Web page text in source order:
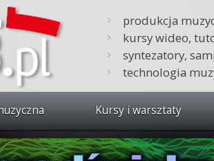
produkcja
kursy wideo,
syntezatory,
technologia
Kursy i warsztaty
Zobacz wszystkie